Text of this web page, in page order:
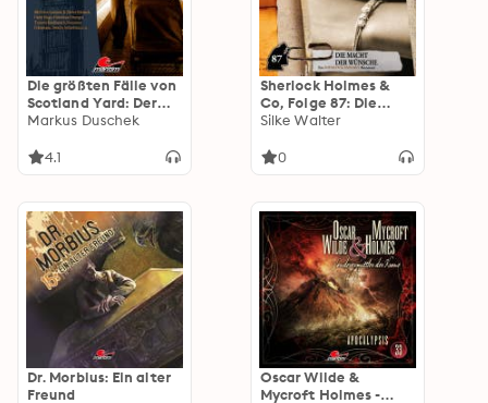
Die größten Fälle von
Scotland Yard: Der
Koffer
Markus Duschek
4.1
Sherlock Holmes &
Co, Folge 87: Die
Macht der Wünsche
Silke Walter
0
Dr. Morbius: Ein alter
Freund
Oscar Wilde &
Mycroft Holmes -